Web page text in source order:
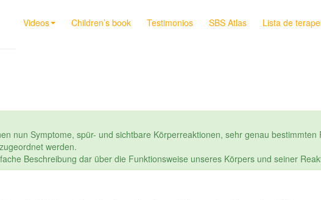
Videos Children’s book Testimonios SBS Atlas Lista de
nun Symptome, spür- und sichtbare Körperreaktionen, sehr genau
werden.
Beschreibung dar über die Funktionsweise unseres Körpers und seiner